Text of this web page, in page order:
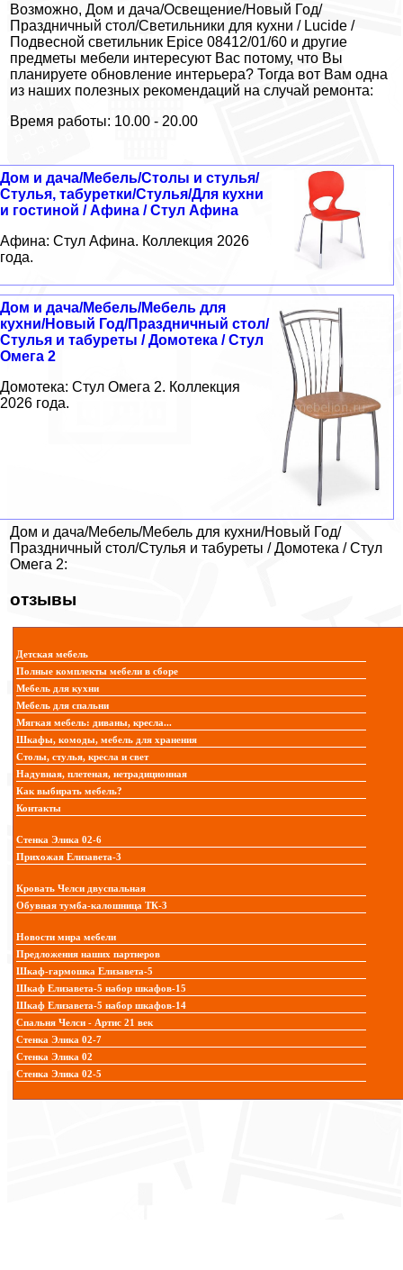
Возможно, Дом и дача/Освещение/Новый Год/
Праздничный стол/Светильники для кухни / Lucide /
Подвесной светильник Epice 08412/01/60 и другие
предметы мебели интересуют Вас потому, что Вы
планируете обновление интерьера? Тогда вот Вам одна
из наших полезных рекомендаций на случай ремонта:
Время работы: 10.00 - 20.00
Дом и дача/Мебель/Столы и стулья/
Стулья, табуретки/Стулья/Для кухни
и гостиной / Афина / Стул Афина
Афина: Стул Афина. Коллекция 2026
года.
Дом и дача/Мебель/Мебель для
кухни/Новый Год/Праздничный стол/
Стулья и табуреты / Домотека / Стул
Омега 2
Домотека: Стул Омега 2. Коллекция
2026 года.
Дом и дача/Мебель/Мебель для кухни/Новый Год/
Праздничный стол/Стулья и табуреты / Домотека / Стул
Омега 2:
отзывы
Детская мебель
Полные комплекты мебели в сборе
Мебель для кухни
Мебель для спальни
Мягкая мебель: диваны, кресла...
Шкафы, комоды, мебель для хранения
Столы, стулья, кресла и свет
Надувная, плетеная, нетрадиционная
Как выбирать мебель?
Контакты
Стенка Элика 02-6
Прихожая Елизавета-3
Кровать Челси двуспальная
Обувная тумба-калошница ТК-3
Новости мира мебели
Предложения наших партнеров
Шкаф-гармошка Елизавета-5
Шкаф Елизавета-5 набор шкафов-15
Шкаф Елизавета-5 набор шкафов-14
Спальня Челси - Артис 21 век
Стенка Элика 02-7
Стенка Элика 02
Стенка Элика 02-5